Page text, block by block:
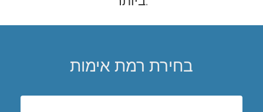
בחירת רמת אימות